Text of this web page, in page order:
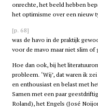
onrechte, het beeld hebben
het optimisme over een nieuw
[p. 68]
was de havo in de praktijk
voor de mavo maar niet slim of
Hoe dan ook, bij het
probleem. ‘Wij’, dat waren ik
en enthousiast en belast met
Samen met een paar
Roland), het Engels (José